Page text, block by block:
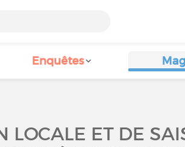
Enquêtes
LOCALE ET DE